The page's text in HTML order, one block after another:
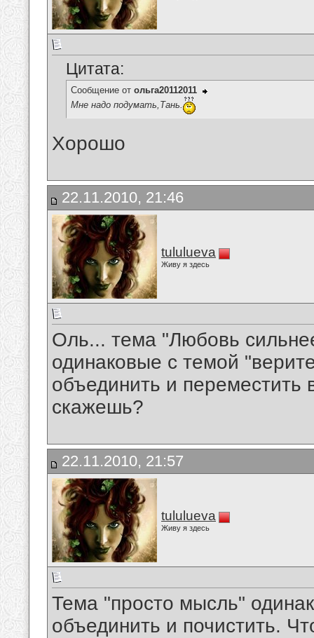
Цитата:
Сообщение от ольга20112011
Мне надо подумать,Тань.
Хорошо
22.11.2010, 21:46
tululueva
Живу я здесь
Оль... тема "Любовь
одинаковые с темой
объединить и
скажешь?
22.11.2010, 21:57
tululueva
Живу я здесь
Тема "просто мысль"
объединить и почистить.